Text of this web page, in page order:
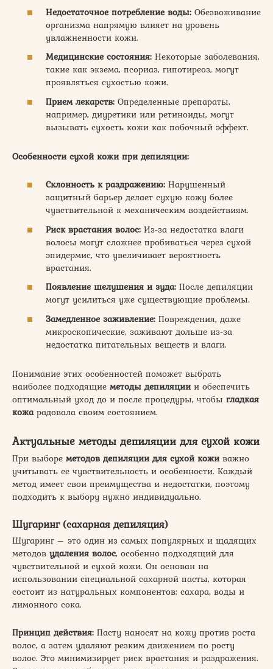
Недостаточное потребление воды: Обезвоживание
организма напрямую влияет на уровень
увлажненности кожи.
Медицинские состояния: Некоторые заболевания,
такие как экзема, псориаз, гипотиреоз, могут
проявляться сухостью кожи.
Прием лекарств: Определенные препараты,
например, диуретики или ретиноиды, могут
вызывать сухость кожи как побочный эффект.
Особенности сухой кожи при депиляции:
Склонность к раздражению: Нарушенный
защитный барьер делает сухую кожу более
чувствительной к механическим воздействиям.
Риск врастания волос: Из-за недостатка влаги
волосы могут сложнее пробиваться через сухой
эпидермис, что увеличивает вероятность
врастания.
Появление шелушения и зуда: После депиляции
могут усилиться уже существующие проблемы.
Замедленное заживление: Повреждения, даже
микроскопические, заживают дольше из-за
недостатка питательных веществ и влаги.
Понимание этих особенностей поможет выбрать
наиболее подходящие методы депиляциии обеспечить
оптимальный уход до и после процедуры, чтобы гладкая
кожарадовала своим состоянием.
Актуальные методы депиляции для сухой кожи
При выборе методов депиляции для сухой коживажно
учитывать ее чувствительность и особенности. Каждый
метод имеет свои преимущества и недостатки, поэтому
подходить к выбору нужно индивидуально.
Шугаринг (сахарная депиляция)
Шугаринг – это один из самых популярных и щадящих
методов удаления волос, особенно подходящий для
чувствительной и сухой кожи. Он основан на
использовании специальной сахарной пасты, которая
состоит из натуральных компонентов: сахара, воды и
лимонного сока.
Принцип действия: Пасту наносят на кожу против роста
волос, а затем удаляют резким движением по росту
волос. Это минимизирует риск врастания и раздражения.